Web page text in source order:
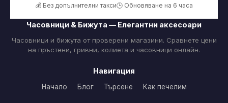
💰 Без допълнителни такси🕒 Обновяване на 6 часа
Часовници & Бижута — Елегантни аксесоари
Часовници и бижута от проверени магазини. Сравнете цени
на пръстени, гривни, колиета и часовници онлайн.
Навигация
Начало Блог Търсене Как печелим